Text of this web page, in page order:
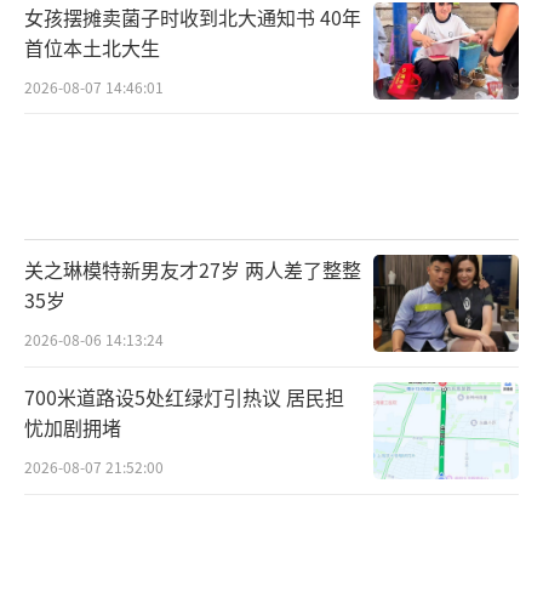
女孩摆摊卖菌子时收到北大通知书 40年
首位本土北大生
2026-08-07 14:46:01
关之琳模特新男友才27岁 两人差了整整
35岁
2026-08-06 14:13:24
700米道路设5处红绿灯引热议 居民担
忧加剧拥堵
2026-08-07 21:52:00